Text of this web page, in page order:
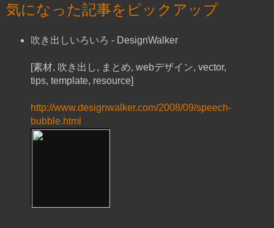
気になった記事をピックアップ
吹き出しいろいろ - DesignWalker
[素材, 吹き出し, まとめ, webデザイン, vector,
tips, template, resource]
http://www.designwalker.com/2008/09/speech-
bubble.html